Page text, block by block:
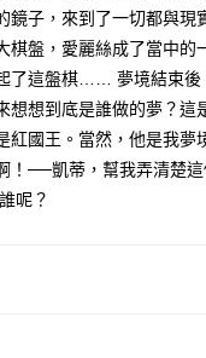
鏡子，來到了一切都與現
棋盤，愛麗絲成了當中的
了這盤棋…… 夢境結束後
想想到底是誰做的夢？這
國王。當然，他是我夢
！──凱蒂，幫我弄清楚這
呢？